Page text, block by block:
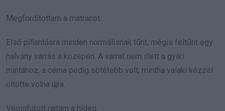
Megfordítottam a matracot.
Első pillantásra minden normálisnak tűnt, mégis feltűnt egy
halvány varrás a közepén. A varrat nem illett a gyári
mintához, a cérna pedig sötétebb volt, mintha valaki kézzel
öltötte volna újra.
Végigfutott rajtam a hideg.